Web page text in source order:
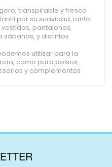
transpirable y fresco
por su suavidad, tanto
pantalones,
sábanas, y distintos
utilizar para la
como para bolsos,
y complementos